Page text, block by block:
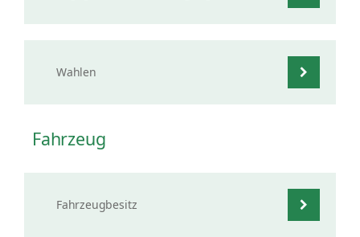
Wahlen
Fahrzeug
Fahrzeugbesitz